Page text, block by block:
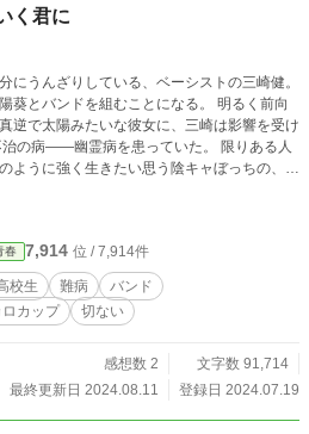
く君に
にうんざりしている、ベーシストの三崎健。
ンドを組むことになる。 明るく前向
逆で太陽みたいな彼女に、三崎は影響を受け
ように強く生きたい思う陰キャぼっちの、ロ
春 7,914 位 / 7,914件
校生 難病
バンド
カップ 切ない
感想数 2
文字数 91,714
最終更新日 2024.08.11
登録日 2024.07.19